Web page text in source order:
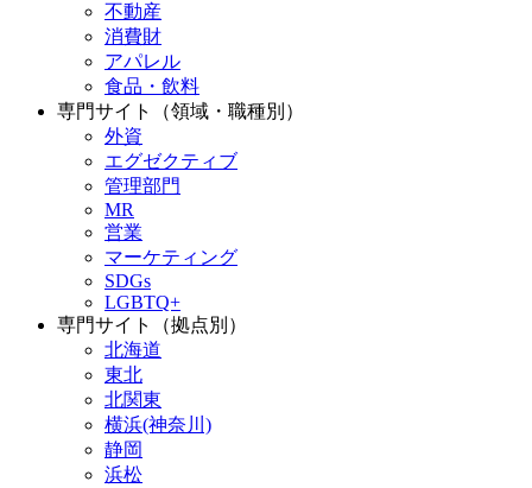
不動産
消費財
アパレル
食品・飲料
専門サイト（領域・職種別）
外資
エグゼクティブ
管理部門
MR
営業
マーケティング
SDGs
LGBTQ+
専門サイト（拠点別）
北海道
東北
北関東
横浜(神奈川)
静岡
浜松